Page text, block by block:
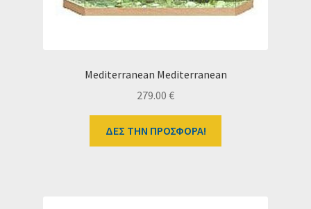
Mediterranean Mediterranean
279.00 €
ΔΕΣ ΤΗΝ ΠΡΟΣΦΟΡΑ!